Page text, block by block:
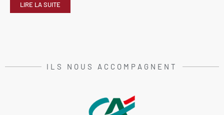
LIRE LA SUITE
ILS NOUS ACCOMPAGNENT